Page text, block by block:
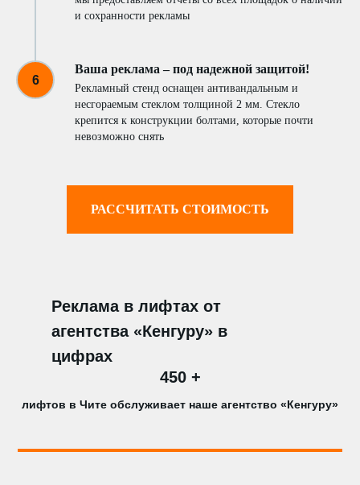
и сохранности рекламы
Ваша реклама – под надежной защитой!
Рекламный стенд оснащен антивандальным и
несгораемым стеклом толщиной 2 мм. Стекло
крепится к конструкции болтами, которые почти
невозможно снять
РАССЧИТАТЬ СТОИМОСТЬ
Реклама в лифтах от
агентства «Кенгуру» в
цифрах
450 +
лифтов в Чите обслуживает наше агентство «Кенгуру»